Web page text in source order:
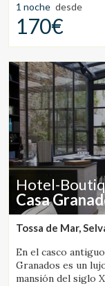
1 noche desde
170€
Hotel-
Casa
Tossa de Mar,
En el casco
Granados es un
mansión del siglo